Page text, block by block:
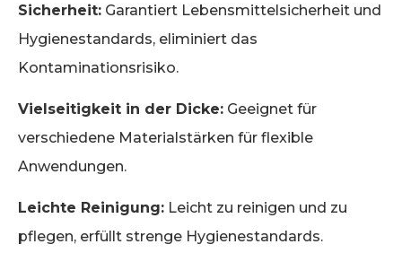
Sicherheit: Garantiert Lebensmittelsicherheit und
Hygienestandards, eliminiert das
Kontaminationsrisiko.
Vielseitigkeit in der Dicke: Geeignet für
verschiedene Materialstärken für flexible
Anwendungen.
Leichte Reinigung: Leicht zu reinigen und zu
pflegen, erfüllt strenge Hygienestandards.